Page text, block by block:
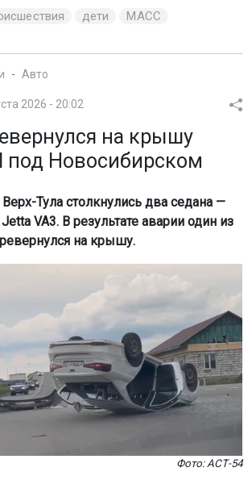
дети
МАСС
Авто
2026 - 20:02
на крышу
под Новосибирском
Тула столкнулись два седана —
VA3. В результате аварии один из
на крышу.
Фото: АСТ-54